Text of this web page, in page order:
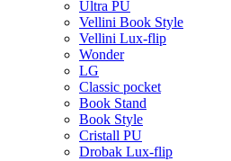
Ultra PU
Vellini Book Style
Vellini Lux-flip
Wonder
LG
Classic pocket
Book Stand
Book Style
Cristall PU
Drobak Lux-flip